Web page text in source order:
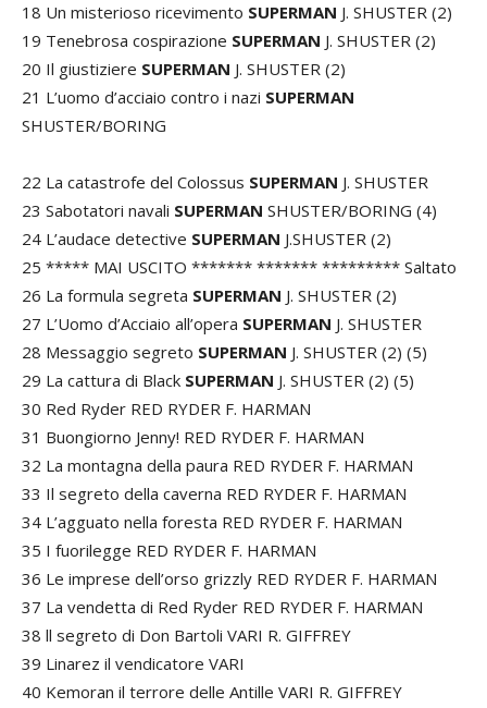
18 Un misterioso ricevimento SUPERMAN J. SHUSTER (2)
19 Tenebrosa cospirazione SUPERMAN J. SHUSTER (2)
20 Il giustiziere SUPERMAN J. SHUSTER (2)
21 L’uomo d’acciaio contro i nazi SUPERMAN
SHUSTER/BORING
22 La catastrofe del Colossus SUPERMAN J. SHUSTER
23 Sabotatori navali SUPERMAN SHUSTER/BORING (4)
24 L’audace detective SUPERMAN J.SHUSTER (2)
25 ***** MAI USCITO ******* ******* ********* Saltato
26 La formula segreta SUPERMAN J. SHUSTER (2)
27 L’Uomo d’Acciaio all’opera SUPERMAN J. SHUSTER
28 Messaggio segreto SUPERMAN J. SHUSTER (2) (5)
29 La cattura di Black SUPERMAN J. SHUSTER (2) (5)
30 Red Ryder RED RYDER F. HARMAN
31 Buongiorno Jenny! RED RYDER F. HARMAN
32 La montagna della paura RED RYDER F. HARMAN
33 Il segreto della caverna RED RYDER F. HARMAN
34 L’agguato nella foresta RED RYDER F. HARMAN
35 I fuorilegge RED RYDER F. HARMAN
36 Le imprese dell’orso grizzly RED RYDER F. HARMAN
37 La vendetta di Red Ryder RED RYDER F. HARMAN
38 ll segreto di Don Bartoli VARI R. GIFFREY
39 Linarez il vendicatore VARI
40 Kemoran il terrore delle Antille VARI R. GIFFREY